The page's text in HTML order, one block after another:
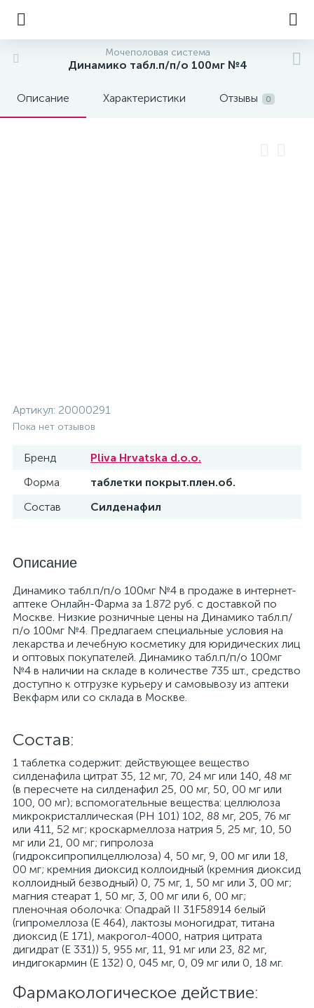
Мочеполовая система
Динамико табл.п/п/о 100мг №4
Описание Характеристики Отзывы 0
Артикул: 20000291
Пока нет отзывов
Бренд
Pliva Hrvatska d.o.o.
Форма
таблетки покрыт.плен.об.
Состав
Силденафил
Описание
Динамико табл.п/п/о 100мг №4 в продаже в интернет-
аптеке Онлайн-Фарма за 1.872 руб. с доставкой по
Москве. Низкие розничные цены на Динамико табл.п/
п/о 100мг №4. Предлагаем специальные условия на
лекарства и лечебную косметику для юридических лиц
и оптовых покупателей. Динамико табл.п/п/о 100мг
№4 в наличии на складе в количестве 735 шт., средство
доступно к отгрузке курьеру и самовывозу из аптеки
Векфарм или со склада в Москве.
Cостав:
1 таблетка содержит: действующее вещество
силденафила цитрат 35, 12 мг, 70, 24 мг или 140, 48 мг
(в пересчете на силденафил 25, 00 мг, 50, 00 мг или
100, 00 мг); вспомогательные вещества: целлюлоза
микрокристаллическая (PH 101) 102, 88 мг, 205, 76 мг
или 411, 52 мг; кроскармеллоза натрия 5, 25 мг, 10, 50
мг или 21, 00 мг; гипролоза
(гидроксипропилцеллюлоза) 4, 50 мг, 9, 00 мг или 18,
00 мг; кремния диоксид коллоидный (кремния диоксид
коллоидный безводный) 0, 75 мг, 1, 50 мг или 3, 00 мг;
магния стеарат 1, 50 мг, 3, 00 мг или 6, 00 мг;
пленочная оболочка: Опадрай II 31F58914 белый
(гипромеллоза (Е 464), лактозы моногидрат, титана
диоксид (Е 171), макрогол-4000, натрия цитрата
дигидрат (Е 331)) 5, 955 мг, 11, 91 мг или 23, 82 мг,
индигокармин (Е 132) 0, 045 мг, 0, 09 мг или 0, 18 мг.
Фармакологическое действие: